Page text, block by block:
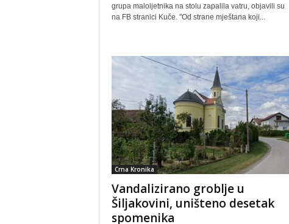
grupa maloljetnika na stolu zapalila vatru, objavili su
na FB stranici Kuče. "Od strane mještana koji...
Crna Kronika
Vandalizirano groblje u
Šiljakovini, uništeno desetak
spomenika